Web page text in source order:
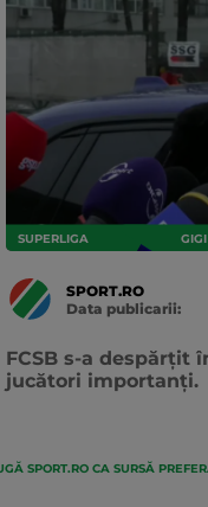
SUPERLIGA
SPORT.RO
Data publicarii:
FCSB s-a despărțit
jucători importanți.
SPORT.RO CA SURSĂ